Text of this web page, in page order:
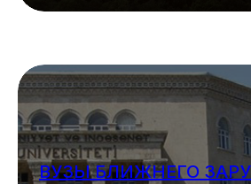
ДУБЛЯЖ
Открыть
ВУЗЫ БЛИЖНЕГО